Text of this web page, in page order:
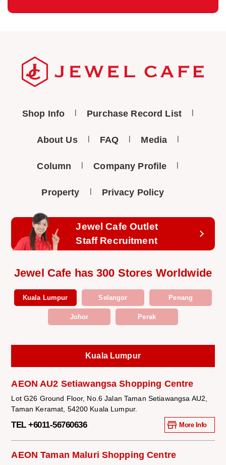
Shop Info Purchase Record List
About Us FAQ Media
Column Company Profile
Property Privacy Policy
Jewel Cafe Outlet
Staff Recruitment
Jewel Cafe has 300 Stores Worldwide
Kuala Lumpur Selangor Penang
Johor Perak
Kuala Lumpur
AEON AU2 Setiawangsa Shopping Centre
Lot G26 Ground Floor, No.6 Jalan Taman Setiawangsa AU2,
Taman Keramat, 54200 Kuala Lumpur.
TEL +6011-56760636 More Info
AEON Taman Maluri Shopping Centre